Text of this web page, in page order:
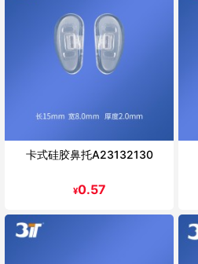
卡式硅胶鼻托A23132130
¥0.57